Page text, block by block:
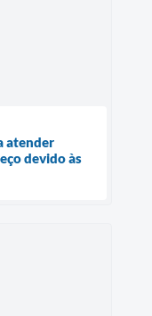
atender
devido às